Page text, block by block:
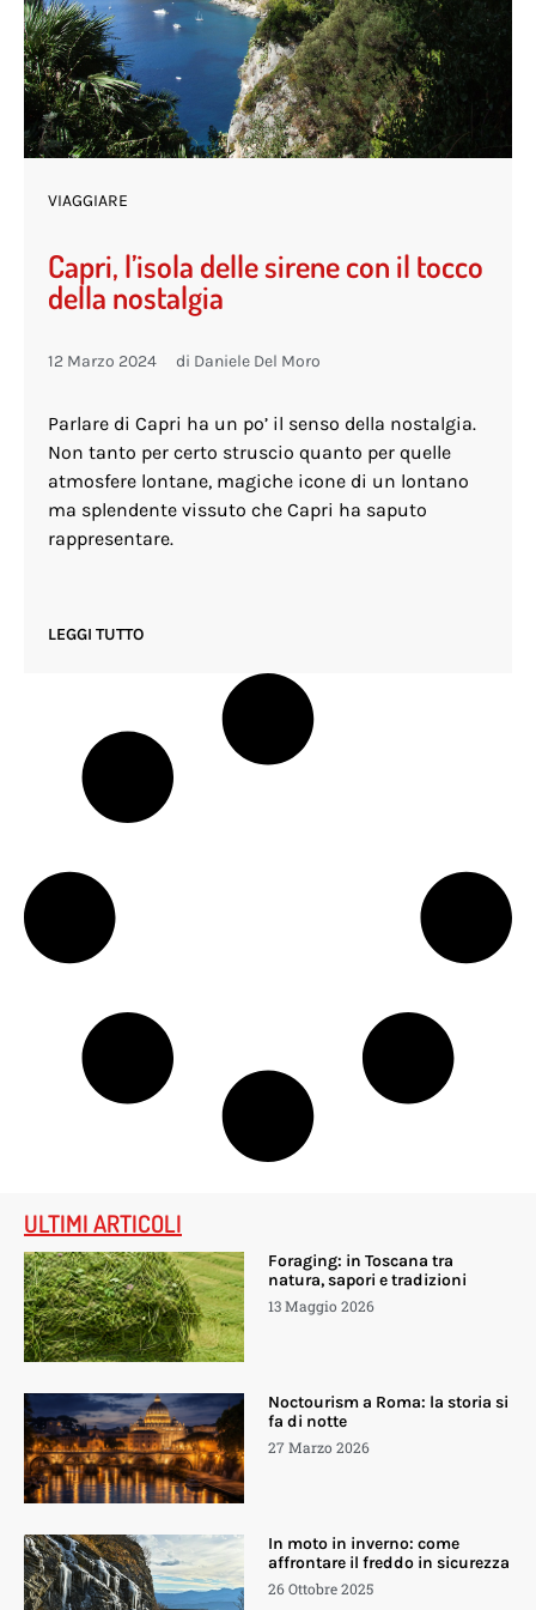
VIAGGIARE
Capri, l’isola delle sirene con il tocco
della nostalgia
12 Marzo 2024 di Daniele Del Moro
Parlare di Capri ha un po’ il senso della nostalgia.
Non tanto per certo struscio quanto per quelle
atmosfere lontane, magiche icone di un lontano
ma splendente vissuto che Capri ha saputo
rappresentare.
LEGGI TUTTO
ULTIMI ARTICOLI
Foraging: in Toscana tra
natura, sapori e tradizioni
13 Maggio 2026
Noctourism a Roma: la storia si
fa di notte
27 Marzo 2026
In moto in inverno: come
affrontare il freddo in sicurezza
26 Ottobre 2025